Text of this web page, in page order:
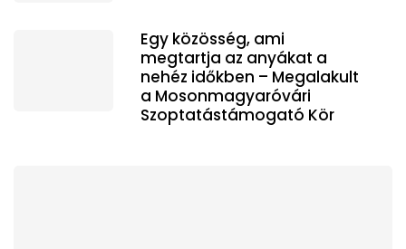
Egy közösség, ami
megtartja az anyákat a
nehéz időkben – Megalakult
a Mosonmagyaróvári
Szoptatástámogató Kör